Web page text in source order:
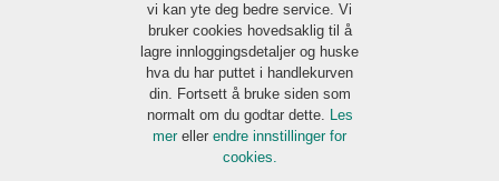
vi kan yte deg bedre service. Vi
bruker cookies hovedsaklig til å
lagre innloggingsdetaljer og huske
hva du har puttet i handlekurven
din. Fortsett å bruke siden som
normalt om du godtar dette. Les
mer eller endre innstillinger for
cookies.